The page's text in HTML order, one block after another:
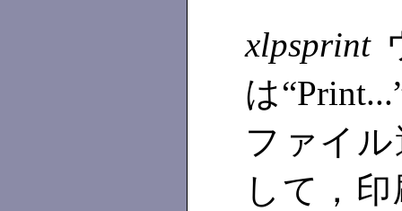
xlpsprint
は
ファイ
して，